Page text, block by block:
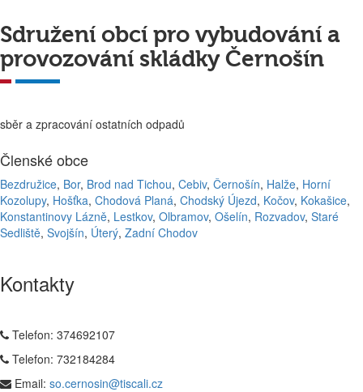
Sdružení obcí pro vybudování a
provozování skládky Černošín
sběr a zpracování ostatních odpadů
Členské obce
Bezdružice, Bor, Brod nad Tichou, Cebiv, Černošín, Halže, Horní
Kozolupy, Hošťka, Chodová Planá, Chodský Újezd, Kočov, Kokašice,
Konstantinovy Lázně, Lestkov, Olbramov, Ošelín, Rozvadov, Staré
Sedliště, Svojšín, Úterý, Zadní Chodov
Kontakty
Telefon: 374692107
Telefon: 732184284
Email: so.cernosin@tiscali.cz